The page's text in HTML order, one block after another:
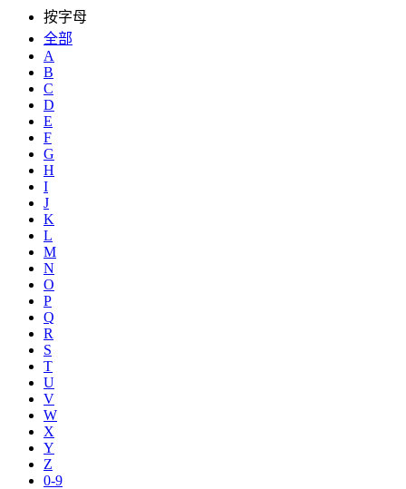
按字母
全部
A
B
C
D
E
F
G
H
I
J
K
L
M
N
O
P
Q
R
S
T
U
V
W
X
Y
Z
0-9